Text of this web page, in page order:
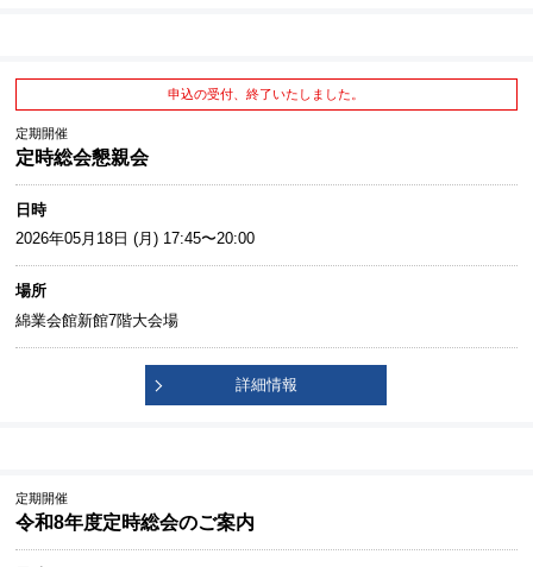
申込の受付、終了いたしました。
定期開催
定時総会懇親会
日時
2026年05月18日 (月) 17:45〜20:00
場所
綿業会館新館7階大会場
詳細情報
定期開催
令和8年度定時総会のご案内